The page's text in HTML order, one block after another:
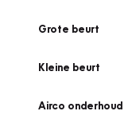
Grote beurt
Kleine beurt
Airco onderhoud